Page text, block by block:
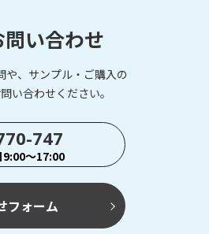
い合わせ
や、サンプル・ご購入の
い合わせください。
747
9:00～17:00
フォーム